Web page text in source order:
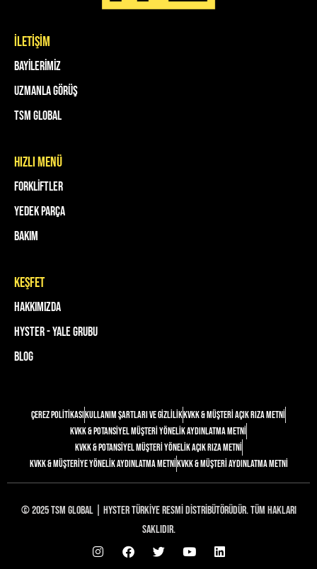
İLETİŞİM
Bayilerimiz
Uzmanla Görüş
TSM Global
HIZLI MENÜ
Forkliftler
Yedek Parça
Bakım
keşfet
Hakkımızda
Hyster - Yale Grubu
Blog
Çerez PolitikasıKullanım Şartları ve GizlilikKVKK & Müşteri Açık Rıza Metni
KVKK & Potansiyel Müşteri Yönelik Aydınlatma Metni
KVKK & Potansiyel Müşteri Yönelik Açık Rıza Metni
KVKK & Müşteriye Yönelik Aydınlatma MetniKVKK & Müşteri Aydınlatma Metni
© 2025 TSM Global | Hyster Türkiye Resmi Distribütörüdür. Tüm Hakları
Saklıdır.